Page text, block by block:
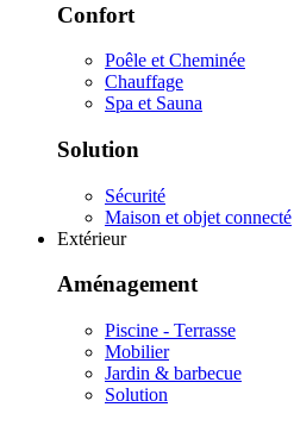
Confort
Poêle et Cheminée
Chauffage
Spa et Sauna
Solution
Sécurité
Maison et objet connecté
Extérieur
Aménagement
Piscine - Terrasse
Mobilier
Jardin & barbecue
Solution